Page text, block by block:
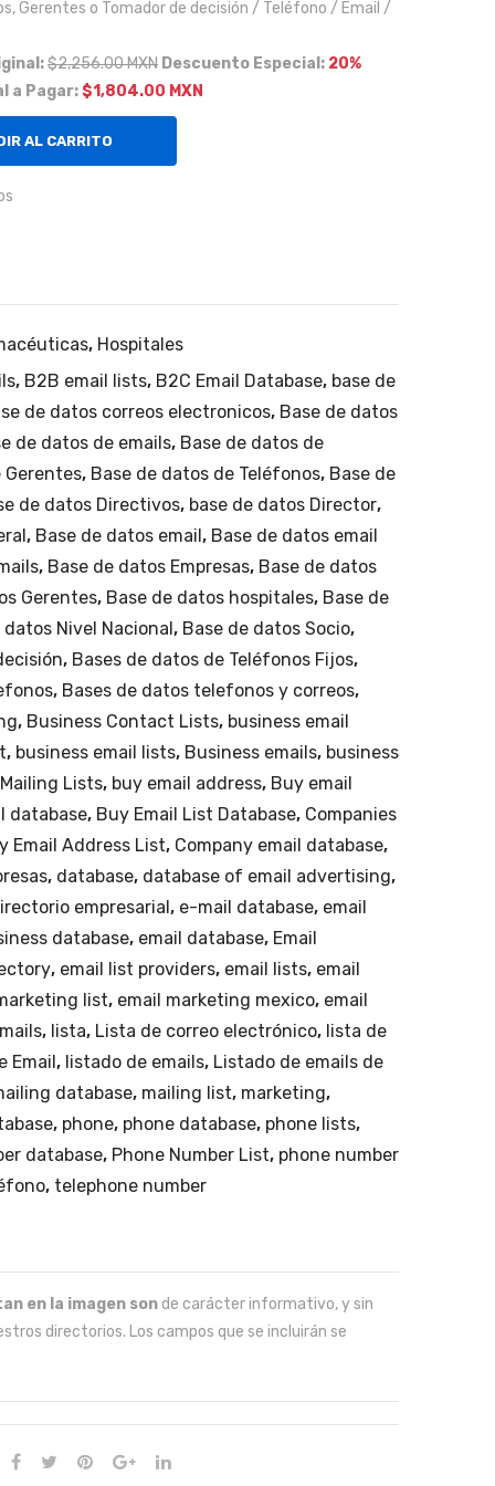
mic
.
Gerentes o Tomador de decisión / Teléfono / Email /
$2,256.00 MXN Descuento Especial: 20%
a Pagar:$1,804.00 MXN
AL CARRITO
, Hospitales
, B2B email lists, B2C Email Database, base de
de datos correos electronicos, Base de datos
de datos de emails, Base de datos de
Gerentes, Base de datos de Teléfonos, Base de
de datos Directivos, base de datos Director,
, Base de datos email , Base de datos email
, Base de datos Empresas, Base de datos
Gerentes, Base de datos hospitales, Base de
datos Nivel Nacional , Base de datos Socio,
, Bases de datos de Teléfonos Fijos,
, Bases de datos telefonos y correos,
, Business Contact Lists, business email
, business email lists, Business emails, business
Lists, buy email address, Buy email
database, Buy Email List Database, Companies
Email Address List, Company email database,
, database, database of email advertising,
empresarial , e-mail database, email
database, email database, Email
, email list providers, email lists, email
list, email marketing mexico, email
, lista, Lista de correo electrónico, lista de
Email , listado de emails, Listado de emails de
database, mailing list, marketing,
, phone, phone database, phone lists,
database, Phone Number List, phone number
, telephone number
en la imagen son de carácter informativo, y sin
directorios. Los campos que se incluirán se